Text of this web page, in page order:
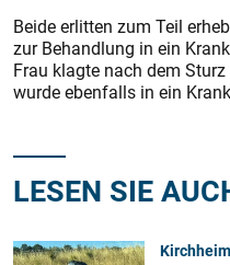
Beide erlitten zum Teil
zur Behandlung in ein
Frau klagte nach dem
wurde ebenfalls in ein
LESEN SIE
Kirchheim